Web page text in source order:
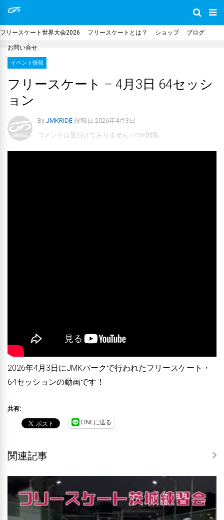
フリースケート世界大会2026 フリースケートとは？ ショップ ブログ
お問い合せ
イベント情報
フリースケート – 4月3日 64セッシ
ョン
By JMKRIDE 投稿日 2026年4月3日
コメントは受付けておりません / 238 閲覧
2026年4月3日にJMKパークで行われたフリースケート・
64セッションの動画です！
共有:
LINEに送る
関連記事